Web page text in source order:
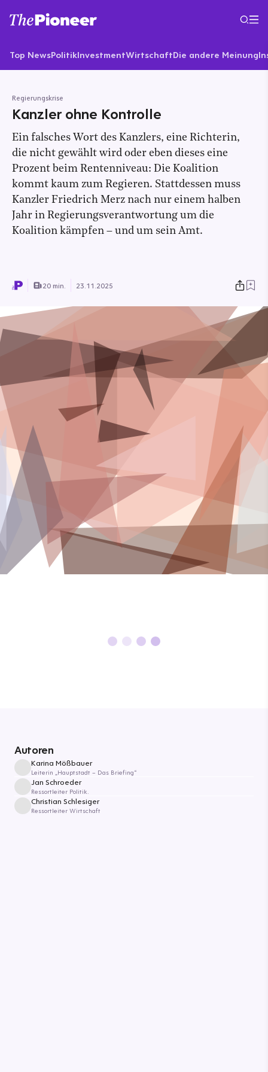
Top NewsPolitikInvestmentWirtschaftDie andere Meinung
Regierungskrise
Kanzler ohne Kontrolle
Ein falsches Wort des Kanzlers, eine Richterin,
die nicht gewählt wird oder eben dieses eine
Prozent beim Rentenniveau: Die Koalition
kommt kaum zum Regieren. Stattdessen muss
Kanzler Friedrich Merz nach nur einem halben
Jahr in Regierungsverantwortung um die
Koalition kämpfen – und um sein Amt.
20 min. 23.11.2025
Autoren
Karina Mößbauer
Leiterin „Hauptstadt – Das Briefing“
Jan Schroeder
Ressortleiter Politik.
Christian Schlesiger
Ressortleiter Wirtschaft